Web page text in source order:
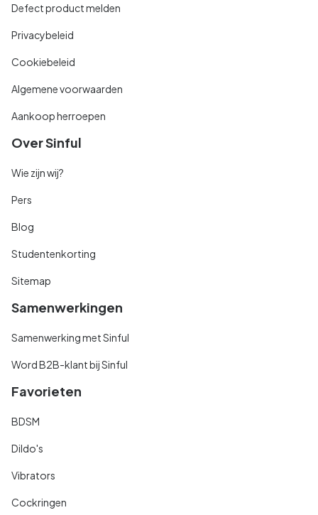
Defect product melden
Privacybeleid
Cookiebeleid
Algemene voorwaarden
Aankoop herroepen
Over Sinful
Wie zijn wij?
Pers
Blog
Studentenkorting
Sitemap
Samenwerkingen
Samenwerking met Sinful
Word B2B-klant bij Sinful
Favorieten
BDSM
Dildo's
Vibrators
Cockringen